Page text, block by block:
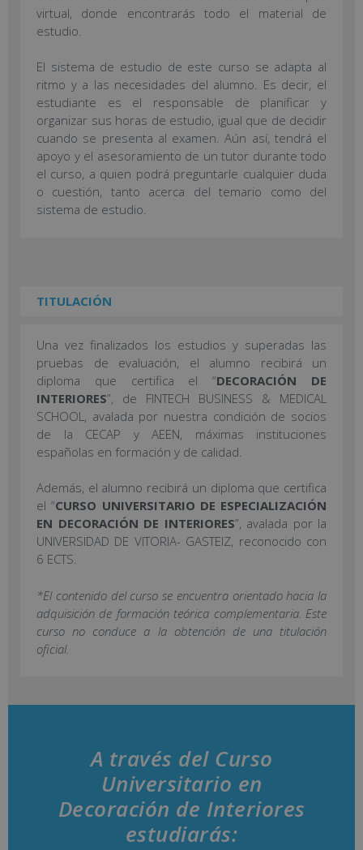
virtual, donde encontrarás todo el material de
estudio.
El sistema de estudio de este curso se adapta al
ritmo y a las necesidades del alumno. Es decir, el
estudiante es el responsable de planificar y
organizar sus horas de estudio, igual que de decidir
cuando se presenta al examen. Aún así, tendrá el
apoyo y el asesoramiento de un tutor durante todo
el curso, a quien podrá preguntarle cualquier duda
o cuestión, tanto acerca del temario como del
sistema de estudio.
TITULACIÓN
Una vez finalizados los estudios y superadas las
pruebas de evaluación, el alumno recibirá un
diploma que certifica el “DECORACIÓN DE
INTERIORES”, de FINTECH BUSINESS & MEDICAL
SCHOOL, avalada por nuestra condición de socios
de la CECAP y AEEN, máximas instituciones
españolas en formación y de calidad.
Además, el alumno recibirá un diploma que certifica
el “CURSO UNIVERSITARIO DE ESPECIALIZACIÓN
EN DECORACIÓN DE INTERIORES”, avalada por la
UNIVERSIDAD DE VITORIA- GASTEIZ, reconocido con
6 ECTS.
*El contenido del curso se encuentra orientado hacia la
adquisición de formación teórica complementaria. Este
curso no conduce a la obtención de una titulación
oficial.
A través del Curso
Universitario en
Decoración de Interiores
estudiarás: